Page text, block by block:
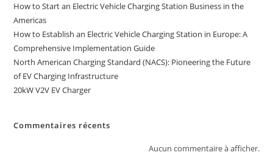
How to Start an Electric Vehicle Charging Station Business in the
Americas
How to Establish an Electric Vehicle Charging Station in Europe: A
Comprehensive Implementation Guide
North American Charging Standard (NACS): Pioneering the Future
of EV Charging Infrastructure
20kW V2V EV Charger
Commentaires récents
Aucun commentaire à afficher.